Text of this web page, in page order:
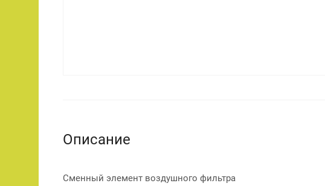
Описание
Сменный элемент воздушного фильтра